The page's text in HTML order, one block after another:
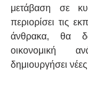
μετάβαση σε
περιορίσει τις
άνθρακα, θα
οικονομική
δημιουργήσει